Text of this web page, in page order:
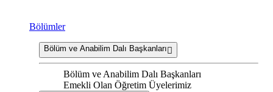
Bölümler
Bölüm ve Anabilim Dalı Başkanları
Bölüm ve Anabilim Dalı Başkanları
Emekli Olan Öğretim Üyelerimiz